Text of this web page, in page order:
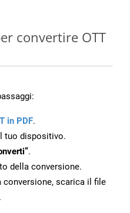
convertire OTT
in PDF.
tuo dispositivo.
.
della conversione.
conversione, scarica il file